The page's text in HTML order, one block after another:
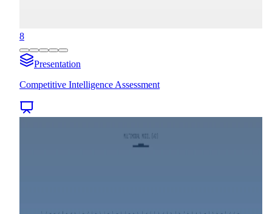
8
Presentation
Competitive Intelligence Assessment